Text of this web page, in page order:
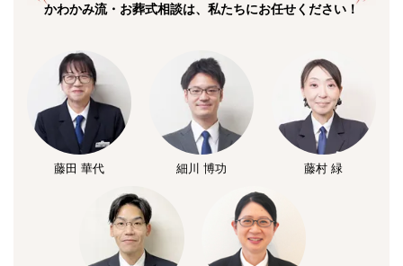
かわかみ流・お葬式相談は、私たちにお任せください！
藤田 華代 細川 博功 藤村 緑